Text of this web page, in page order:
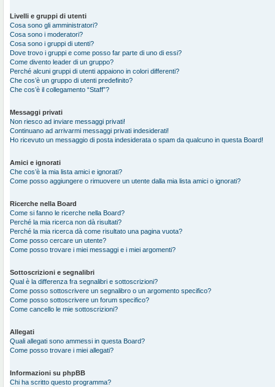
Livelli e gruppi di utenti
Cosa sono gli amministratori?
Cosa sono i moderatori?
Cosa sono i gruppi di utenti?
Dove trovo i gruppi e come posso far parte di uno di essi?
Come divento leader di un gruppo?
Perché alcuni gruppi di utenti appaiono in colori differenti?
Che cos’è un gruppo di utenti predefinito?
Che cos’è il collegamento “Staff”?
Messaggi privati
Non riesco ad inviare messaggi privati!
Continuano ad arrivarmi messaggi privati indesiderati!
Ho ricevuto un messaggio di posta indesiderata o spam da qualcuno in questa Board!
Amici e ignorati
Che cos’è la mia lista amici e ignorati?
Come posso aggiungere o rimuovere un utente dalla mia lista amici o ignorati?
Ricerche nella Board
Come si fanno le ricerche nella Board?
Perché la mia ricerca non dà risultati?
Perché la mia ricerca dà come risultato una pagina vuota?
Come posso cercare un utente?
Come posso trovare i miei messaggi e i miei argomenti?
Sottoscrizioni e segnalibri
Qual è la differenza fra segnalibri e sottoscrizioni?
Come posso sottoscrivere un segnalibro o un argomento specifico?
Come posso sottoscrivere un forum specifico?
Come cancello le mie sottoscrizioni?
Allegati
Quali allegati sono ammessi in questa Board?
Come posso trovare i miei allegati?
Informazioni su phpBB
Chi ha scritto questo programma?